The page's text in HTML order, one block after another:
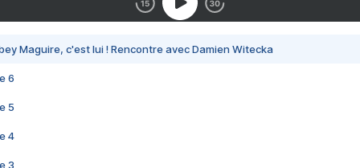
Maguire, c'est lui ! Rencontre avec Damien Witecka
6
5
4
3